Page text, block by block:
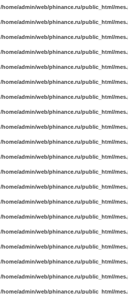
/home/admin/web/phinance.ru/public_html/
/home/admin/web/phinance.ru/public_html/
/home/admin/web/phinance.ru/public_html/
/home/admin/web/phinance.ru/public_html/
/home/admin/web/phinance.ru/public_html/
/home/admin/web/phinance.ru/public_html/
/home/admin/web/phinance.ru/public_html/
/home/admin/web/phinance.ru/public_html/
/home/admin/web/phinance.ru/public_html/
/home/admin/web/phinance.ru/public_html/
/home/admin/web/phinance.ru/public_html/
/home/admin/web/phinance.ru/public_html/
/home/admin/web/phinance.ru/public_html/
/home/admin/web/phinance.ru/public_html/
/home/admin/web/phinance.ru/public_html/
/home/admin/web/phinance.ru/public_html/
/home/admin/web/phinance.ru/public_html/
/home/admin/web/phinance.ru/public_html/
/home/admin/web/phinance.ru/public_html/
/home/admin/web/phinance.ru/public_html/